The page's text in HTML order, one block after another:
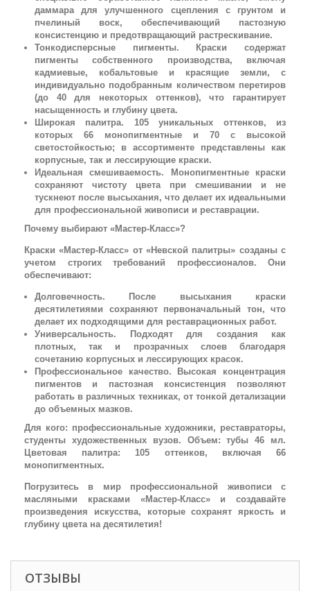
даммара для улучшенного сцепления с грунтом и
пчелиный воск, обеспечивающий пастозную
консистенцию и предотвращающий растрескивание.
Тонкодисперсные пигменты. Краски содержат
пигменты собственного производства, включая
кадмиевые, кобальтовые и красящие земли, с
индивидуально подобранным количеством перетиров
(до 40 для некоторых оттенков), что гарантирует
насыщенность и глубину цвета.
Широкая палитра. 105 уникальных оттенков, из
которых 66 монопигментные и 70 с высокой
светостойкостью; в ассортименте представлены как
корпусные, так и лессирующие краски.
Идеальная смешиваемость. Монопигментные краски
сохраняют чистоту цвета при смешивании и не
тускнеют после высыхания, что делает их идеальными
для профессиональной живописи и реставрации.
Почему выбирают «Мастер-Класс»?
Краски «Мастер-Класс» от «Невской палитры» созданы с
учетом строгих требований профессионалов. Они
обеспечивают:
Долговечность. После высыхания краски
десятилетиями сохраняют первоначальный тон, что
делает их подходящими для реставрационных работ.
Универсальность. Подходят для создания как
плотных, так и прозрачных слоев благодаря
сочетанию корпусных и лессирующих красок.
Профессиональное качество. Высокая концентрация
пигментов и пастозная консистенция позволяют
работать в различных техниках, от тонкой детализации
до объемных мазков.
Для кого: профессиональные художники, реставраторы,
студенты художественных вузов. Объем: тубы 46 мл.
Цветовая палитра: 105 оттенков, включая 66
монопигментных.
Погрузитесь в мир профессиональной живописи с
масляными красками «Мастер-Класс» и создавайте
произведения искусства, которые сохранят яркость и
глубину цвета на десятилетия!
ОТЗЫВЫ